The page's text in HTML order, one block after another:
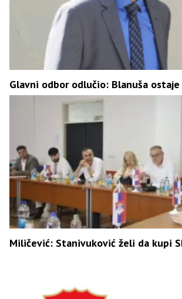
Glavni odbor odlučio: Blanuša
Miličević: Stanivuković želi da kupi